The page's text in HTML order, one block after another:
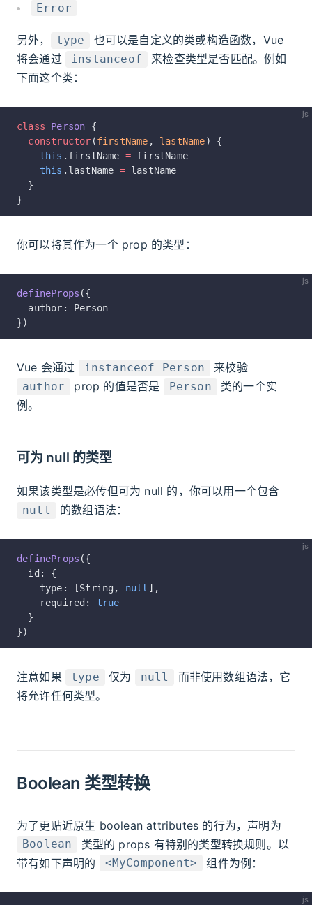
Error
另外， type
也可以是自定义的类或构造函数，Vue
将会通过
instanceof
来检查类型是否匹配。例如
下面这个类：
js
class Person {
  constructor
(firstName , lastName) {
    this
.firstName = firstName
    this
.lastName = lastName
  }
}
你可以将其作为一个 prop 的类型：
js
defineProps ({
  author: Person
})
Vue 会通过 instanceof Person 来校验
author prop 的值是否是 Person
类的一个实
例。
可为 null 的类型
如果该类型是必传但可为 null 的，你可以用一个包含
null 的数组语法：
js
defineProps ({
  id: {
    type: [String,
null ],
    required:
true
  }
})
注意如果 type 仅为 null
而非使用数组语法，它
将允许任何类型。
Boolean 类型转换
为了更贴近原生 boolean attributes 的行为，声明为
Boolean
类型的 props 有特别的类型转换规则。以
带有如下声明的
<MyComponent> 组件为例：
js